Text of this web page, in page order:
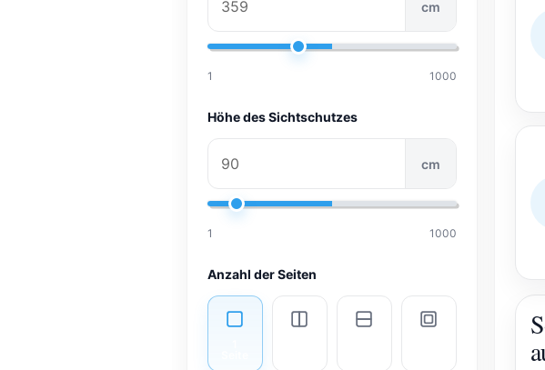
cm
1 1000
Höhe des Sichtschutzes
cm
1 1000
Anzahl der Seiten